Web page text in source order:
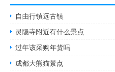
自由行镇远古镇
灵隐寺附近有什么景点
过年该采购年货吗
成都大熊猫景点